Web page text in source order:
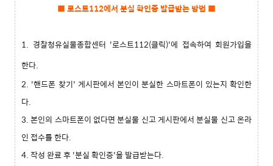
■ 로스트112에서 분실 확인증 발급받는 방법 ■
1. 경찰청유실물종합센터 '로스트112(클릭)'에 접속하여 회원가입을
한다.
2. '핸드폰 찾기' 게시판에서 본인이 분실한 스마트폰이 있는지 확인한
다.
3. 본인의 스마트폰이 없다면 분실물 신고 게시판에서 분실물 신고 온라
인 접수를 한다.
4. 작성 완료 후 '분실 확인증'을 발급받는다.